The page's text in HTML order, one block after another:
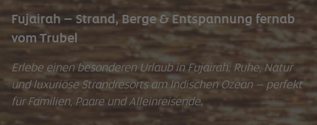
Fujairah – Strand, Berge & Entspannung fernab
vom Trubel
Erlebe einen besonderen Urlaub in Fujairah: Ruhe, Natur
und luxuriöse Strandresorts am Indischen Ozean – perfekt
für Familien, Paare und Alleinreisende.